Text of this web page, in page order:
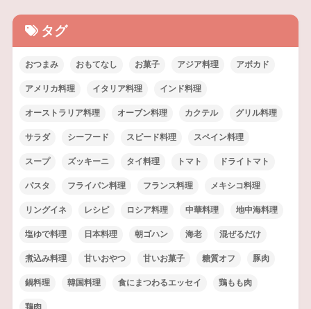
タグ
おつまみ おもてなし お菓子 アジア料理 アボカド
アメリカ料理 イタリア料理 インド料理
オーストラリア料理 オーブン料理 カクテル グリル料理
サラダ シーフード スピード料理 スペイン料理
スープ ズッキーニ タイ料理 トマト ドライトマト
パスタ フライパン料理 フランス料理 メキシコ料理
リングイネ レシピ ロシア料理 中華料理 地中海料理
塩ゆで料理 日本料理 朝ゴハン 海老 混ぜるだけ
煮込み料理 甘いおやつ 甘いお菓子 糖質オフ 豚肉
鍋料理 韓国料理 食にまつわるエッセイ 鶏もも肉
鶏肉